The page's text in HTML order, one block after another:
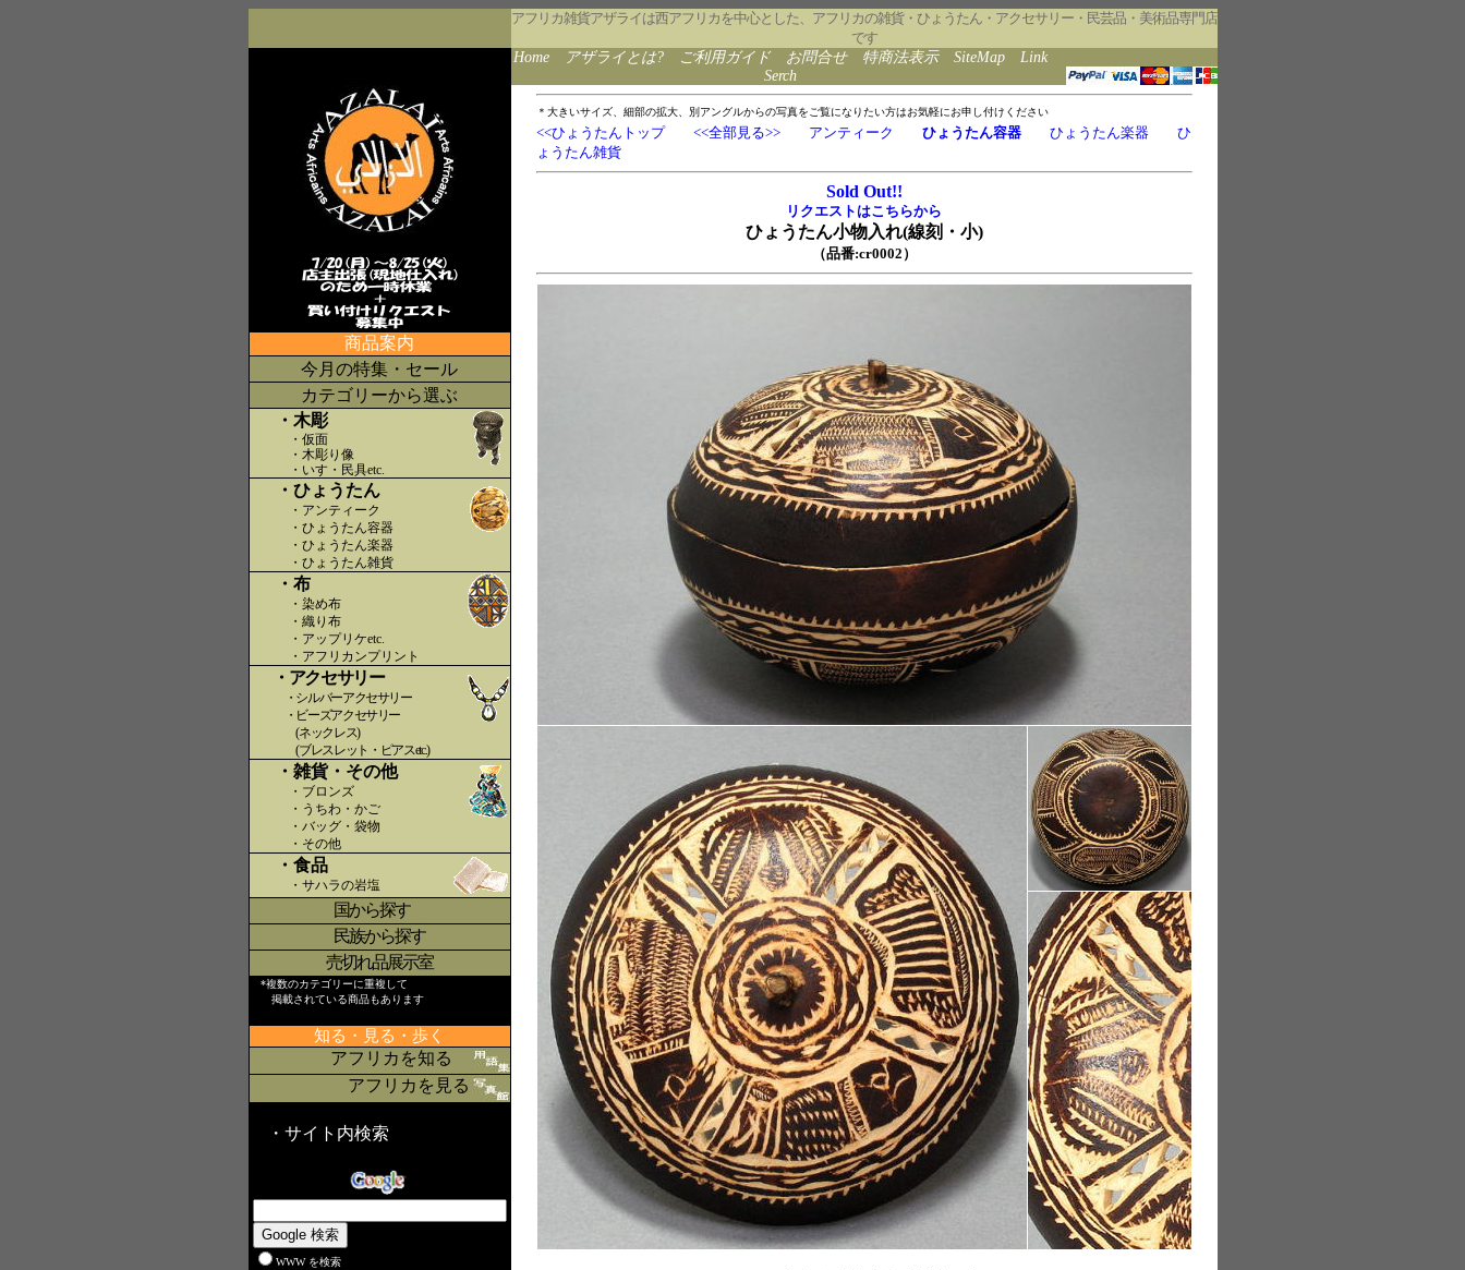
アフリカ雑貨アザライは西アフリカを中心とした、アフリカの雑貨・ひょうたん・アクセサリー・民芸品・美術品専門店
です
Home
アザライとは? ご利用ガイド お問合せ 特商法表示 SiteMap
Link
Serch
商品案内
今月の特集・セール
カテゴリーから選ぶ
・木彫
・仮面
・木彫り像
・いす・民具etc.
・ひょうたん
・アンティーク
・ひょうたん容器
・ひょうたん楽器
・ひょうたん雑貨
・布
・染め布
・織り布
・アップリケetc.
・アフリカンプリント
・アクセサリー
・シルバーアクセサリー
・ビーズアクセサリー
(ネックレス)
(ブレスレット・ピアスetc.)
・雑貨・その他
・ブロンズ
・うちわ・かご
・バッグ・袋物
・その他
・食品
・サハラの岩塩
国から探す〇
民族から探す
売切れ品展示室
*複数のカテゴリーに重複して
掲載されている商品もあります
知る・見る・歩く
アフリカを知る
アフリカを見る
・サイト内検索
WWW を検索
＊大きいサイズ、細部の拡大、別アングルからの写真をご覧になりたい方はお気軽にお申し付けください
<<ひょうたんトップ <<全部見る>> アンティーク ひょうたん容器 ひょうたん楽器
ひ
ょうたん雑貨
Sold Out!!
リクエストはこちらから
ひょうたん小物入れ(線刻・小)
（品番:cr0002）